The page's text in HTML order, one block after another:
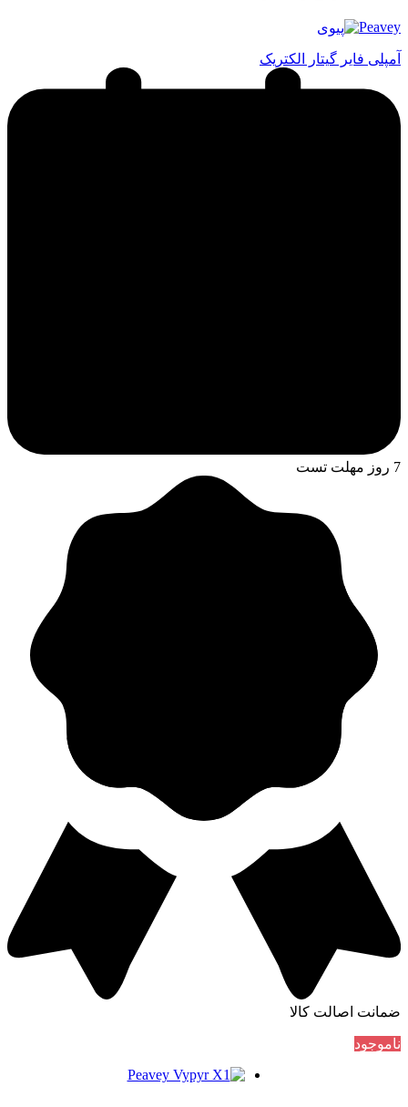
Peavey
آمپلی فایر گیتار الکتریک
7 روز مهلت تست
ضمانت اصالت کالا
ناموجود